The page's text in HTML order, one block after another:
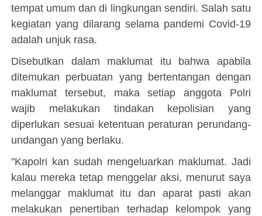
tempat umum dan di lingkungan sendiri. Salah satu
kegiatan yang dilarang selama pandemi Covid-19
adalah unjuk rasa.
Disebutkan dalam maklumat itu bahwa apabila
ditemukan perbuatan yang bertentangan dengan
maklumat tersebut, maka setiap anggota Polri
wajib melakukan tindakan kepolisian yang
diperlukan sesuai ketentuan peraturan perundang-
undangan yang berlaku.
"Kapolri kan sudah mengeluarkan maklumat. Jadi
kalau mereka tetap menggelar aksi, menurut saya
melanggar maklumat itu dan aparat pasti akan
melakukan penertiban terhadap kelompok yang